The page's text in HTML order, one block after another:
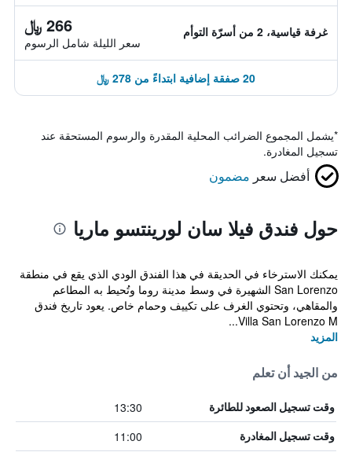
غرفة قياسية، 2 من أسرّة التوأم 266 ﷼
سعر الليلة شامل الرسوم
20 صفقة إضافية ابتداءً من 278 ﷼
*يشمل المجموع الضرائب المحلية المقدرة والرسوم المستحقة عند
تسجيل المغادرة.
أفضل سعر مضمون
حول فندق فيلا سان لورينتسو ماريا
يمكنك الاسترخاء في الحديقة في هذا الفندق الودي الذي يقع في منطقة
San Lorenzo الشهيرة في وسط مدينة روما وتُحيط به المطاعم
والمقاهي، وتحتوي الغرف على تكييف وحمام خاص. يعود تاريخ فندق
Villa San Lorenzo M...
المزيد
من الجيد أن تعلم
وقت تسجيل الصعود للطائرة 13:30
وقت تسجيل المغادرة 11:00